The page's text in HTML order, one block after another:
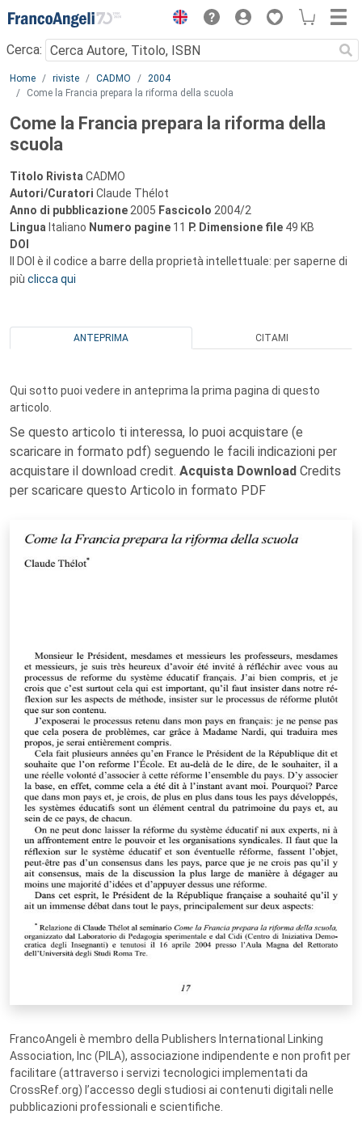
Menu
Cerca:
Main content
Home riviste CADMO
2004
Come la Francia prepara la riforma della scuola
Come la Francia prepara la riforma della
scuola
Titolo Rivista CADMO
Autori/Curatori Claude Thélot
Anno di pubblicazione 2005 Fascicolo 2004/2
Lingua Italiano Numero pagine 11 P. Dimensione file 49 KB
DOI
Il DOI è il codice a barre della proprietà intellettuale: per saperne di
più clicca qui
ANTEPRIMA CITAMI
Qui sotto puoi vedere in anteprima la prima pagina di questo
articolo.
Se questo articolo ti interessa, lo puoi acquistare (e
scaricare in formato pdf) seguendo le facili indicazioni per
acquistare il download credit. Acquista Download Credits
per scaricare questo Articolo in formato PDF
FrancoAngeli è membro della Publishers International Linking
Association, Inc (PILA), associazione indipendente e non profit per
facilitare (attraverso i servizi tecnologici implementati da
CrossRef.org) l’accesso degli studiosi ai contenuti digitali nelle
pubblicazioni professionali e scientifiche.